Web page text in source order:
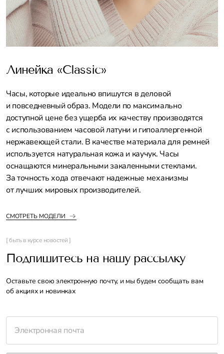
Линейка «Classic»
Часы, которые идеально впишутся в деловой
и повседневный образ. Модели по максимально
доступной цене без ущерба их качеству производятся
с использованием часовой латуни и гипоаллергенной
нержавеющей стали. В качестве материала для ремней
используется натуральная кожа и каучук. Часы
оснащаются минеральными закаленными стеклами.
За точность хода отвечают надежные механизмы
от лучших мировых производителей.
СМОТРЕТЬ МОДЕЛИ
[ быть в курсе новостей ]
Подпишитесь на нашу рассылку
Оставьте свою электронную почту, и мы будем сообщать вам
об акциях и новинках
Электронная почта